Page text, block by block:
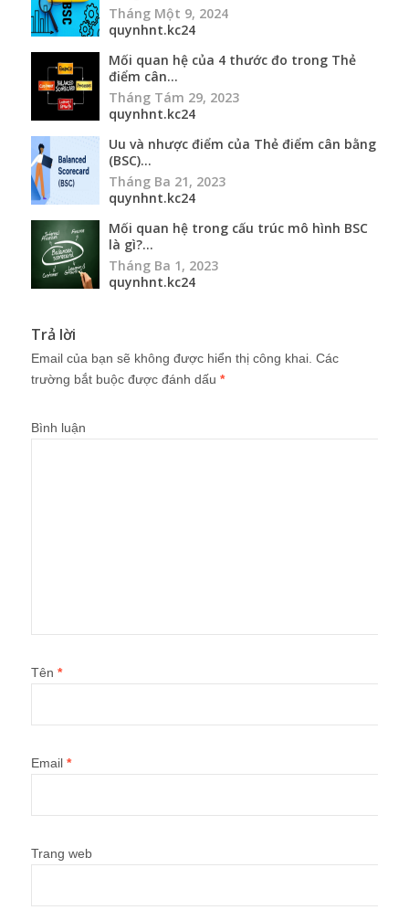
Tháng Một 9, 2024
quynhnt.kc24
Mối quan hệ của 4 thước đo trong Thẻ
điểm cân...
Tháng Tám 29, 2023
quynhnt.kc24
Uu và nhược điểm của Thẻ điểm cân bằng
(BSC)...
Tháng Ba 21, 2023
quynhnt.kc24
Mối quan hệ trong cấu trúc mô hình BSC
là gì?...
Tháng Ba 1, 2023
quynhnt.kc24
Trả lời
Email của bạn sẽ không được hiển thị công khai. Các
trường bắt buộc được đánh dấu *
Bình luận
Tên *
Email *
Trang web